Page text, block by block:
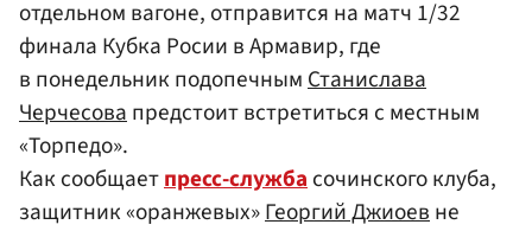
отдельном вагоне, отправится на матч 1/32
финала Кубка Росии в Армавир, где
в понедельник подопечнымСтанислава
Черчесовапредстоит встретиться с местным
«Торпедо».
Как сообщаетпресс-службасочинского клуба,
защитник «оранжевых»Георгий Джиоевне